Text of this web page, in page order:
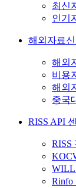
최신
인기
해외자료
해외
비용
해외
중국
RISS API
RISS
Rinfo